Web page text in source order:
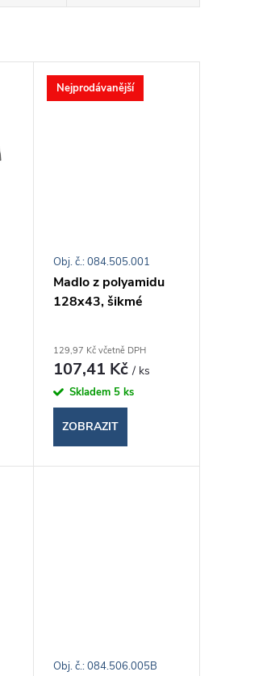
Nejprodávanější
Madlo z polyamidu
128x43, šikmé
129,97 Kč včetně DPH
107,41 Kč/ ks
Skladem 5 ks
ZOBRAZIT
Obj. č.: 084.505.001
Obj. č.: 084.506.005B